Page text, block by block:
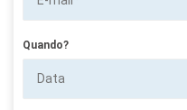
Quando?